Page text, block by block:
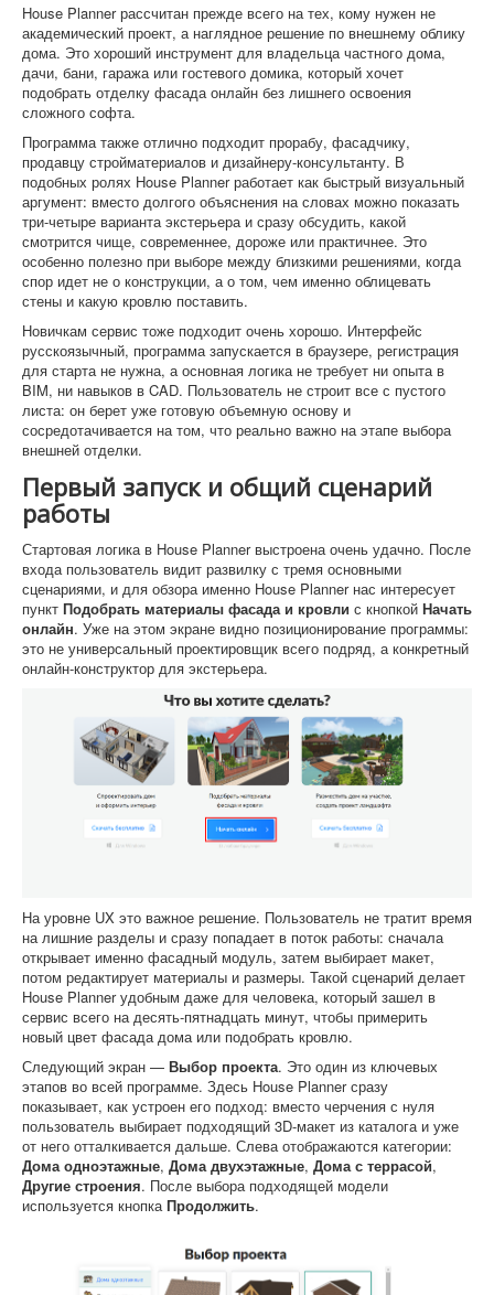
House Planner рассчитан прежде всего на тех, кому нужен не
академический проект, а наглядное решение по внешнему облику
дома. Это хороший инструмент для владельца частного дома,
дачи, бани, гаража или гостевого домика, который хочет
подобрать отделку фасада онлайн без лишнего освоения
сложного софта.
Программа также отлично подходит прорабу, фасадчику,
продавцу стройматериалов и дизайнеру-консультанту. В
подобных ролях House Planner работает как быстрый визуальный
аргумент: вместо долгого объяснения на словах можно показать
три-четыре варианта экстерьера и сразу обсудить, какой
смотрится чище, современнее, дороже или практичнее. Это
особенно полезно при выборе между близкими решениями, когда
спор идет не о конструкции, а о том, чем именно облицевать
стены и какую кровлю поставить.
Новичкам сервис тоже подходит очень хорошо. Интерфейс
русскоязычный, программа запускается в браузере, регистрация
для старта не нужна, а основная логика не требует ни опыта в
BIM, ни навыков в CAD. Пользователь не строит все с пустого
листа: он берет уже готовую объемную основу и
сосредотачивается на том, что реально важно на этапе выбора
внешней отделки.
Первый запуск и общий сценарий
работы
Стартовая логика в House Planner выстроена очень удачно. После
входа пользователь видит развилку с тремя основными
сценариями, и для обзора именно House Planner нас интересует
пункт Подобрать материалы фасада и кровли с кнопкой Начать
онлайн. Уже на этом экране видно позиционирование программы:
это не универсальный проектировщик всего подряд, а конкретный
онлайн-конструктор для экстерьера.
На уровне UX это важное решение. Пользователь не тратит время
на лишние разделы и сразу попадает в поток работы: сначала
открывает именно фасадный модуль, затем выбирает макет,
потом редактирует материалы и размеры. Такой сценарий делает
House Planner удобным даже для человека, который зашел в
сервис всего на десять-пятнадцать минут, чтобы примерить
новый цвет фасада дома или подобрать кровлю.
Следующий экран — Выбор проекта. Это один из ключевых
этапов во всей программе. Здесь House Planner сразу
показывает, как устроен его подход: вместо черчения с нуля
пользователь выбирает подходящий 3D-макет из каталога и уже
от него отталкивается дальше. Слева отображаются категории:
Дома одноэтажные, Дома двухэтажные, Дома с террасой,
Другие строения. После выбора подходящей модели
используется кнопка Продолжить.